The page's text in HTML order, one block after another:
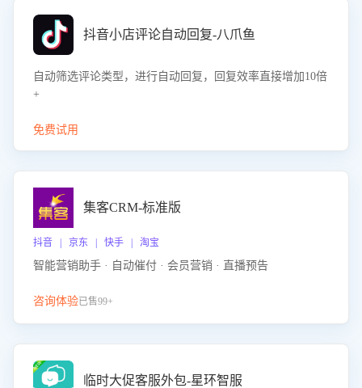
抖音小店评论自动回复-八爪鱼
自动筛选评论类型，进行自动回复，回复效率直接增加10倍
+
免费试用
集客CRM-标准版
抖音 | 京东 | 快手 | 淘宝
智能营销助手 · 自动催付 · 会员营销 · 直播预告
咨询体验已售99+
临时大促客服外包-星环智服